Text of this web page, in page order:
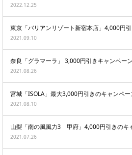
2022.12.25
東京「バリアンリゾート新宿本店」4,000円
2021.09.10
奈良「グラマーラ」 3,000円引きキャンペー
2021.08.26
宮城「ISOLA」最大3,000円引きのキャンペー
2021.08.10
山梨「南の風風力3 甲府」4,000円引きのキ
2021.07.26